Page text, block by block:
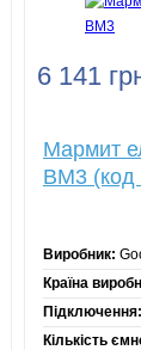
6 141
Мармит
BM3
Виробник:
Країна
Підключення:
Кількість